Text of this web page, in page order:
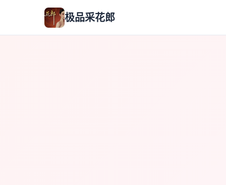
极品采花郎